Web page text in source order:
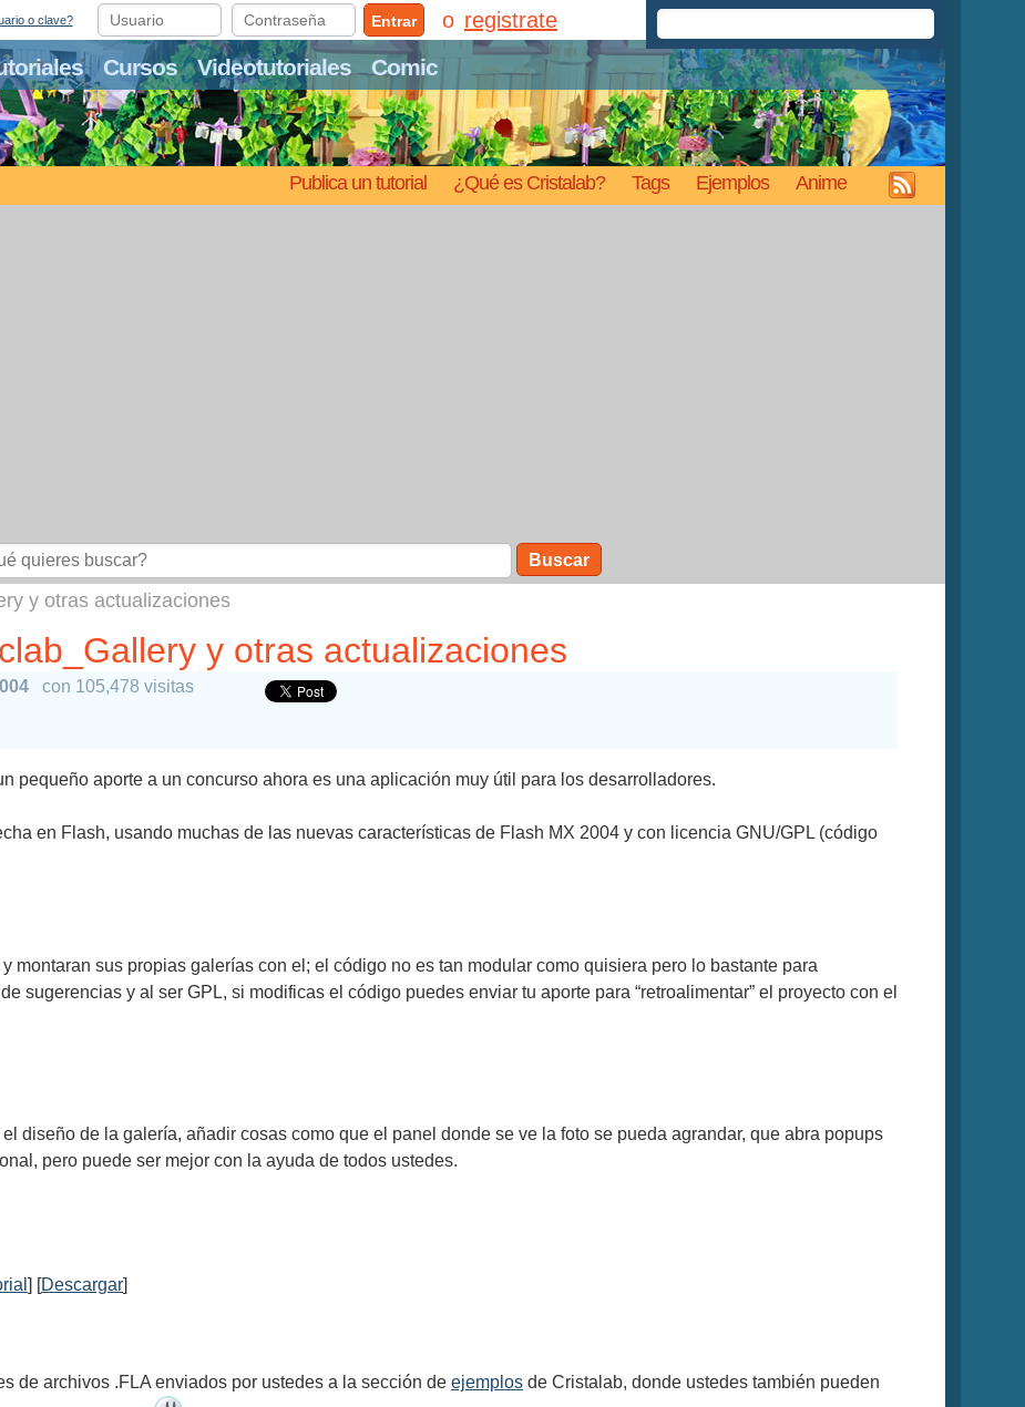
Cursos Videotutoriales Comic
Publica un tutorial ¿Qué es Cristalab? Tags Ejemplos Anime
o clave? Entrar registrate
Buscar
y otras actualizaciones
y otras actualizaciones
con 105,478 visitas
pequeño aporte a un concurso ahora es una aplicación muy útil para los desarrolladores.
en Flash, usando muchas de las nuevas características de Flash MX 2004 y con licencia GNU/GPL (código
montaran sus propias galerías con el; el código no es tan modular como quisiera pero lo bastante para
sugerencias y al ser GPL, si modificas el código puedes enviar tu aporte para “retroalimentar” el proyecto con el
diseño de la galería, añadir cosas como que el panel donde se ve la foto se pueda agrandar, que abra popups
pero puede ser mejor con la ayuda de todos ustedes.
] [Descargar]
de archivos .FLA enviados por ustedes a la sección de ejemplos de Cristalab, donde ustedes también pueden